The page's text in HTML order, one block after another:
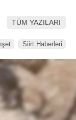
İhbar Hattı
TÜM YAZILARI
Siirt Haberleri